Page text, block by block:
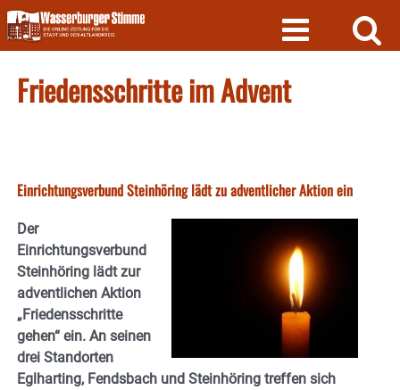
Skip
to
content
Friedensschritte im Advent
Einrichtungsverbund Steinhöring lädt zu adventlicher Aktion ein
Der
Einrichtungsverbund
Steinhöring lädt zur
adventlichen Aktion
„Friedensschritte
gehen“ ein. An seinen
drei Standorten
Eglharting, Fendsbach und Steinhöring treffen sich